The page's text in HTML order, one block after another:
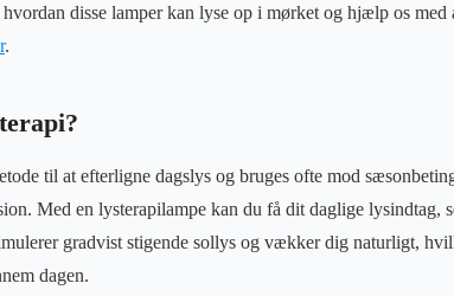
disse lamper kan lyse op i mørket og hjælp os med
.
til at efterligne dagslys og bruges ofte mod
Med en lysterapilampe kan du få dit daglige lysindtag,
gradvist stigende sollys og vækker dig naturligt,
dagen.